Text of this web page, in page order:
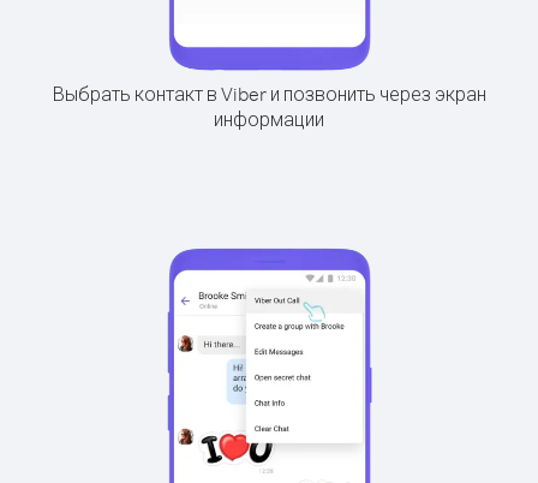
Выбрать контакт в Viber и позвонить через экран
информации